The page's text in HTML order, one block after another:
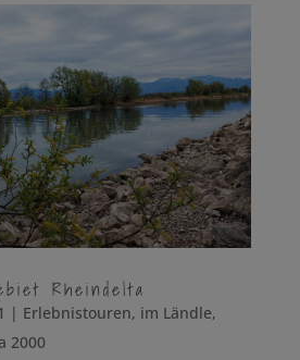
Rheindelta
| Erlebnistouren, im Ländle,
2000